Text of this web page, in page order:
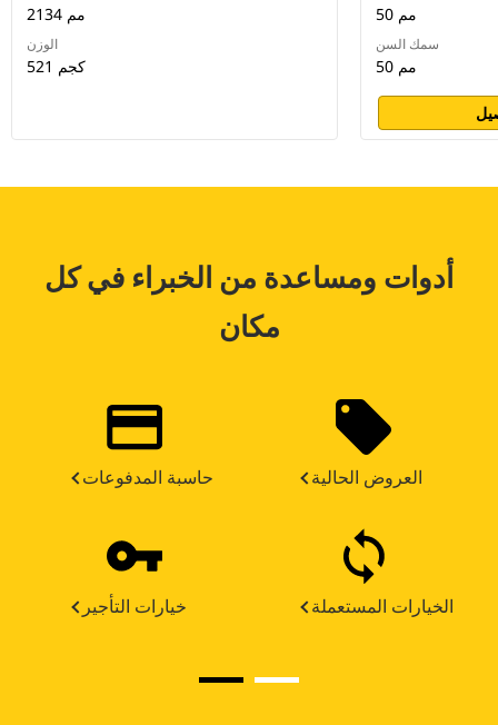
2134 مم
الوزن
521 كجم
50 مم
سمك السن
50 مم
أدوات ومساعدة من الخبراء في كل
مكان
حاسبة المدفوعات العروض الحالية
خيارات التأجير الخيارات المستعملة